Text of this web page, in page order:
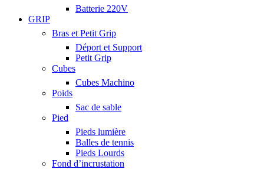
Batterie 220V
GRIP
Bras et Petit Grip
Déport et Support
Petit Grip
Cubes
Cubes Machino
Poids
Sac de sable
Pied
Pieds lumière
Balles de tennis
Pieds Lourds
Fond d’incrustation